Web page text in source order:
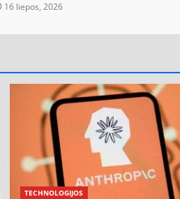
16 liepos, 2026
TECHNOLOGIJOS